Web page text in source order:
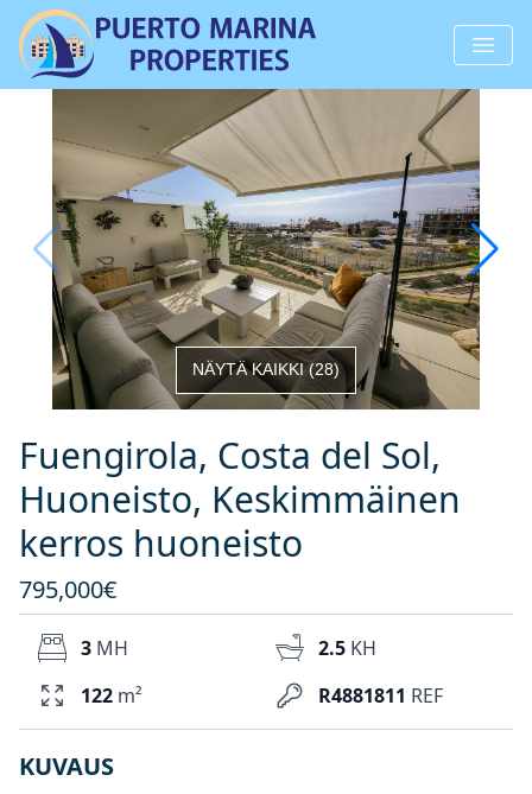
NÄYTÄ KAIKKI(28)
Fuengirola, Costa del Sol,
Huoneisto, Keskimmäinen
kerros huoneisto
795,000€
R4881811 REF
3 MH 2.5 KH
122 m²
KUVAUS